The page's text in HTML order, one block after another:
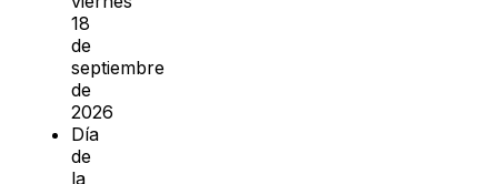
18
de
septiembre
de
2026
Día
de
la